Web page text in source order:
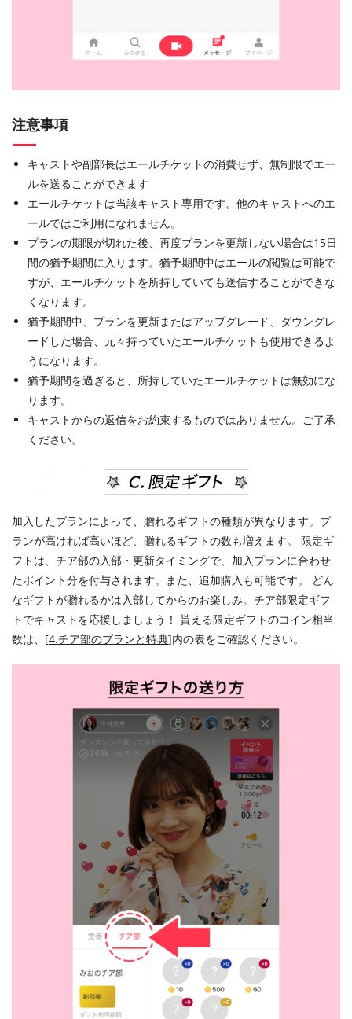
注意事項
キャストや副部長はエールチケットの消費せず、無制限でエー
ルを送ることができます
エールチケットは当該キャスト専用です。他のキャストへのエ
ールではご利用になれません。
プランの期限が切れた後、再度プランを更新しない場合は15日
間の猶予期間に入ります。猶予期間中はエールの閲覧は可能で
すが、エールチケットを所持していても送信することができな
くなります。
猶予期間中、プランを更新またはアップグレード、ダウングレ
ードした場合、元々持っていたエールチケットも使用できるよ
うになります。
猶予期間を過ぎると、所持していたエールチケットは無効にな
ります。
キャストからの返信をお約束するものではありません。ご了承
ください。
加入したプランによって、贈れるギフトの種類が異なります。プ
ランが高ければ高いほど、贈れるギフトの数も増えます。 限定ギ
フトは、チア部の入部・更新タイミングで、加入プランに合わせ
たポイント分を付与されます。また、追加購入も可能です。 どん
なギフトが贈れるかは入部してからのお楽しみ。チア部限定ギフ
トでキャストを応援しましょう！ 貰える限定ギフトのコイン相当
数は、[4.チア部のプランと特典]内の表をご確認ください。